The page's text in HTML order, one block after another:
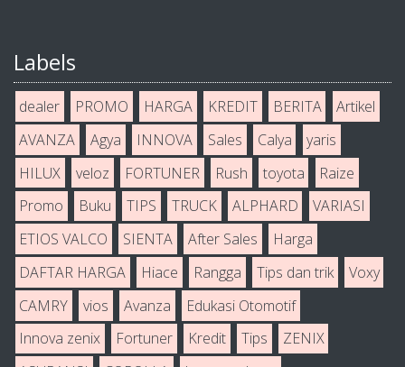
Labels
dealer PROMO HARGA KREDIT BERITA
Artikel
AVANZA
Agya INNOVA Sales Calya
yaris
HILUX
veloz FORTUNER Rush toyota
Raize
Promo
Buku TIPS TRUCK ALPHARD
VARIASI
ETIOS VALCO
SIENTA After Sales
Harga
DAFTAR HARGA
Hiace Rangga Tips dan trik
Voxy
CAMRY
vios Avanza
Edukasi Otomotif
Innova zenix
Fortuner Kredit Tips
ZENIX